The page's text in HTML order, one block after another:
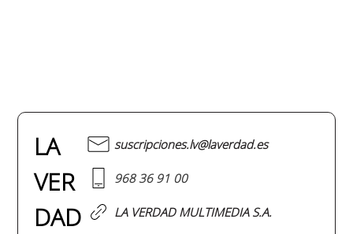
LA
VER
DAD
suscripciones.lv@laverdad.es
968 36 91 00
LA VERDAD MULTIMEDIA S.A.